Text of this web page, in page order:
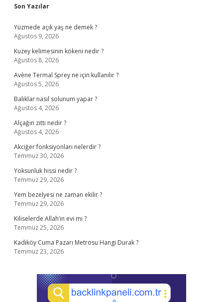
Sidebar
Son Yazılar
Yüzmede açık yaş ne demek ?
Ağustos 9, 2026
Kuzey kelimesinin kökeni nedir ?
Ağustos 8, 2026
Avène Termal Sprey ne için kullanılır ?
Ağustos 5, 2026
Balıklar nasıl solunum yapar ?
Ağustos 4, 2026
Alçağın zıttı nedir ?
Ağustos 4, 2026
Akciğer fonksiyonları nelerdir ?
Temmuz 30, 2026
Yoksunluk hissi nedir ?
Temmuz 29, 2026
Yem bezelyesi ne zaman ekilir ?
Temmuz 29, 2026
Kiliselerde Allah’ın evi mi ?
Temmuz 25, 2026
Kadıköy Cuma Pazarı Metrosu Hangi Durak ?
Temmuz 23, 2026